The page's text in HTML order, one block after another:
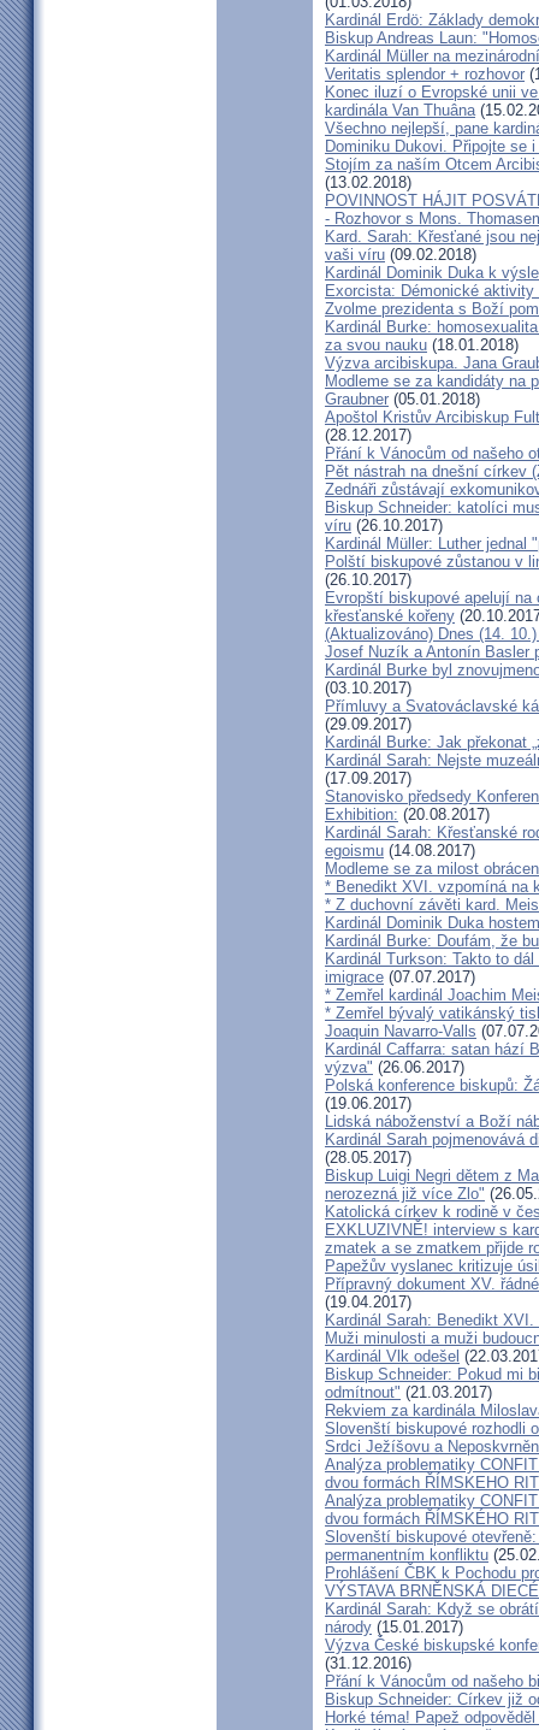
Kardinál Erdö: Základy
Biskup Andreas Laun:
Kardinál Müller na
Veritatis splendor + rozhovor
Konec iluzí o Evropské unii
kardinála Van Thuâna
Všechno nejlepší, pane
Dominiku Dukovi. Připojte se
Stojím za naším Otcem
(13.02.2018)
POVINNOST HÁJIT
- Rozhovor s Mons.
Kard. Sarah: Křesťané jsou
vaši víru (09.02.2018)
Kardinál Dominik Duka k
Exorcista: Démonické
Zvolme prezidenta s Boží
Kardinál Burke:
za svou nauku (18.01.2018)
Výzva arcibiskupa. Jana
Modleme se za kandidáty na
Graubner (05.01.2018)
Apoštol Kristův Arcibiskup
(28.12.2017)
Přání k Vánocům od našeho
Pět nástrah na dnešní církev
Zednáři zůstávají
Biskup Schneider: katolíci
víru (26.10.2017)
Kardinál Müller: Luther jednal
Polští biskupové zůstanou v
(26.10.2017)
Evropští biskupové apelují
křesťanské kořeny
(Aktualizováno) Dnes (14.
Josef Nuzík a Antonín Basler
Kardinál Burke byl
(03.10.2017)
Přímluvy a Svatováclavské
(29.09.2017)
Kardinál Burke: Jak překonat
Kardinál Sarah: Nejste
(17.09.2017)
Stanovisko předsedy
Exhibition: (20.08.2017)
Kardinál Sarah: Křesťanské
egoismu (14.08.2017)
Modleme se za milost
* Benedikt XVI. vzpomíná na
* Z duchovní závěti kard.
Kardinál Dominik Duka
Kardinál Burke: Doufám, že
Kardinál Turkson: Takto to
imigrace (07.07.2017)
* Zemřel kardinál Joachim
* Zemřel bývalý vatikánský
Joaquin Navarro-Valls
Kardinál Caffarra: satan hází
výzva" (26.06.2017)
Polská konference biskupů:
(19.06.2017)
Lidská náboženství a Boží
Kardinál Sarah pojmenovává
(28.05.2017)
Biskup Luigi Negri dětem z
nerozezná již více Zlo"
Katolická církev k rodině v
EXKLUZIVNĚ! interview s
zmatek a se zmatkem přijde
Papežův vyslanec kritizuje
Přípravný dokument XV.
(19.04.2017)
Kardinál Sarah: Benedikt
Muži minulosti a muži
Kardinál Vlk odešel
Biskup Schneider: Pokud mi
odmítnout" (21.03.2017)
Rekviem za kardinála
Slovenští biskupové rozhodli
Srdci Ježíšovu a
Analýza problematiky
dvou formách ŘÍMSKEHO
Analýza problematiky
dvou formách ŘÍMSKÉHO
Slovenští biskupové
permanentním konfliktu
Prohlášení ČBK k Pochodu
VÝSTAVA BRNĚNSKÁ
Kardinál Sarah: Když se
národy (15.01.2017)
Výzva České biskupské
(31.12.2016)
Přání k Vánocům od našeho
Biskup Schneider: Církev již
Horké téma! Papež